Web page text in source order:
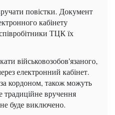
повістки. Документ
кабінету
ТЦК їх
військовозобов'язаного,
електронний кабінет.
кордоном, також можуть
традиційне вручення
буде виключено.